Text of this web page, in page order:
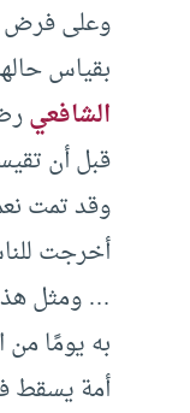
وعلى فرض
بقياس
الشافعي
قبل أن
وقد تمت
أخرجت
… ومثل هذا
به يومًا
أمة يسقط